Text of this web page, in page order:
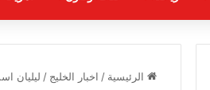
الرئيسية / اخبار الخليج / ليليان